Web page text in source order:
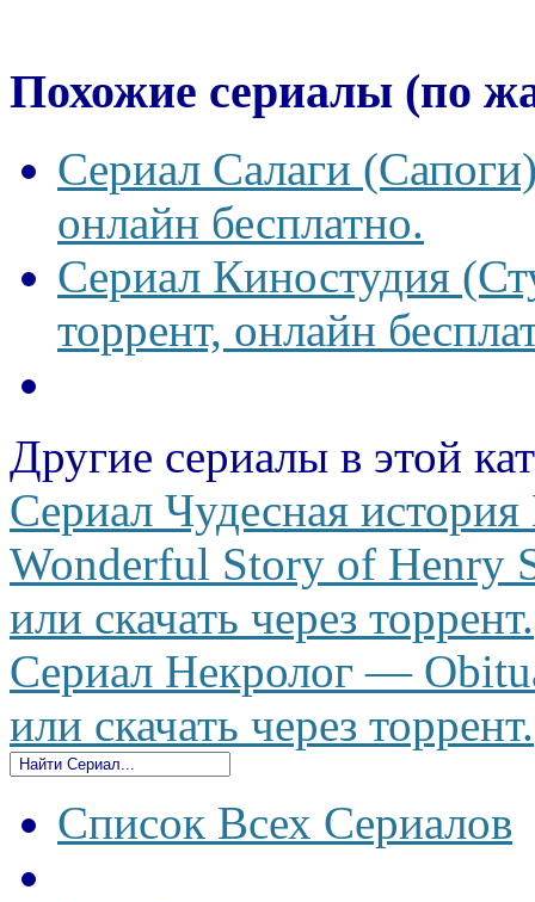
Похожие сериалы (по
Сериал Салаги
онлайн бесплатно.
Сериал Киностудия
торрент, онлайн
Другие сериалы в этой
Сериал Чудесная
Wonderful Story of Henry
или скачать через торрент.
Сериал Некролог —
или скачать через торрент.
Список Всех Сериалов